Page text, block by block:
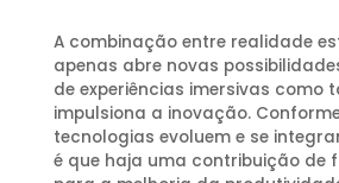
A combinação entre realidade
apenas abre novas
de experiências imersivas como
impulsiona a inovação.
tecnologias evoluem e se
é que haja uma contribuição de